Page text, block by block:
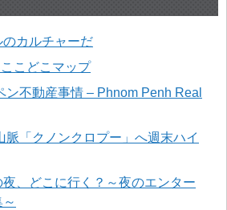
カルチャーだ
こどこマップ
ン不動産事情 – Phnom Penh Real
脈「クノンクロプー」へ週末ハイ
、どこに行く？～夜のエンター